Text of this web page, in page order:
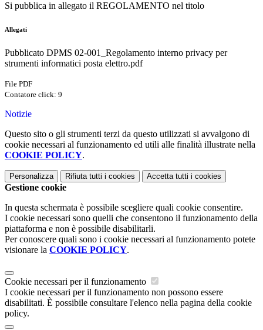
Si pubblica in allegato il REGOLAMENTO nel titolo
Allegati
Pubblicato DPMS 02-001_Regolamento interno privacy per
strumenti informatici posta elettro.pdf
File PDF
Contatore click: 9
Notizie
Questo sito o gli strumenti terzi da questo utilizzati si avvalgono di
cookie necessari al funzionamento ed utili alle finalità illustrate nella
COOKIE POLICY.
Personalizza Rifiuta tutti i cookies Accetta tutti i cookies
Gestione cookie
In questa schermata è possibile scegliere quali cookie consentire.
I cookie necessari sono quelli che consentono il funzionamento della
piattaforma e non è possibile disabilitarli.
Per conoscere quali sono i cookie necessari al funzionamento potete
visionare la COOKIE POLICY.
Cookie necessari per il funzionamento
I cookie necessari per il funzionamento non possono essere
disabilitati. È possibile consultare l'elenco nella pagina della cookie
policy.